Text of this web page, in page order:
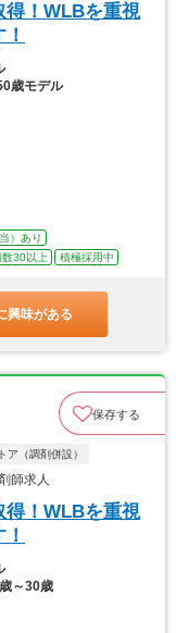
得！WLBを重視
歳モデル
）あり
数30以上 積極採用中
興味がある
保存する
ア（調剤併設）
師求人
得！WLBを重視
～30歳